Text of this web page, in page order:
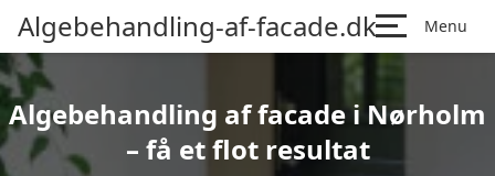
Algebehandling-af-facade.dk Menu
Algebehandling af facade i Nørholm
– få et flot resultat